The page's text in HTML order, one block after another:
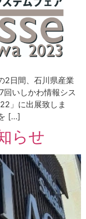
2日間、石川県産業
いしかわ情報シス
」に出展致しま
[…]
らせ